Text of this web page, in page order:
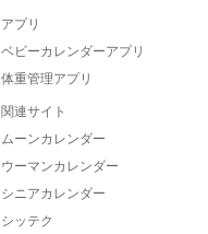
アプリ
ベビーカレンダーアプリ
体重管理アプリ
関連サイト
ムーンカレンダー
ウーマンカレンダー
シニアカレンダー
シッテク